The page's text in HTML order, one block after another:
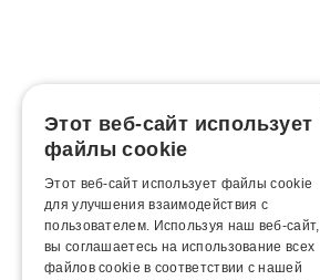
Этот веб-сайт использует
файлы cookie
Этот веб-сайт использует файлы cookie
для улучшения взаимодействия с
пользователем. Используя наш веб-сайт,
вы соглашаетесь на использование всех
файлов cookie в соответствии с нашей